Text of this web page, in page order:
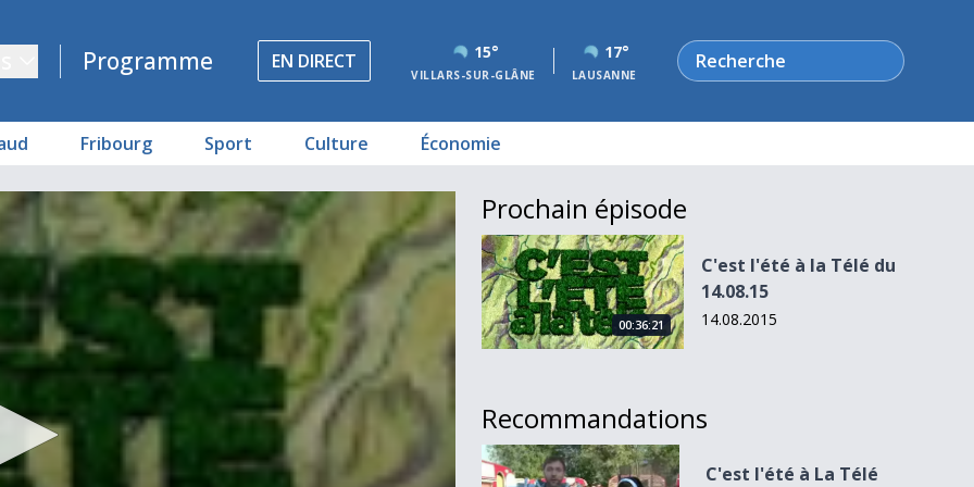
Programme EN DIRECT 15°
VILLARS-SUR-GLÂNE
17°
LAUSANNE
Rechercher
Fribourg Sport Culture Économie
Prochain épisode
C&#039;est l&#039;été à la Télé du 14.08.15
00:36:21
C'est l'été à la Télé du
14.08.15
14.08.2015
Recommandations
C&#039;est l&#039;été à La Télé du 09.08.12
C'est l'été à La Télé